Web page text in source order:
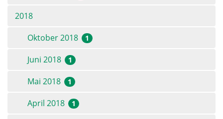
2018
Oktober 2018
1
Juni 2018 1
Mai 2018 1
April 2018 1